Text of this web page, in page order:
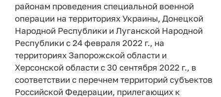
районам проведения специальной военной
операции на территориях Украины, Донецкой
Народной Республики и Луганской Народной
Республики с 24 февраля 2022 г., на
территориях Запорожской области и
Херсонской области с 30 сентября 2022 г., в
соответствии с перечнем территорий субъектов
Российской Федерации, прилегающих к